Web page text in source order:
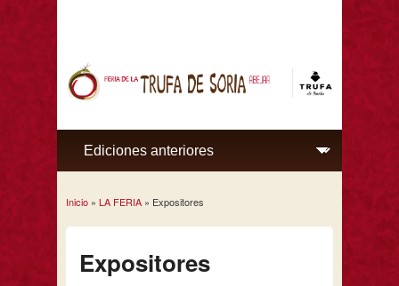
Se encuentra usted aquí
Inicio» LA FERIA» Expositores
Expositores